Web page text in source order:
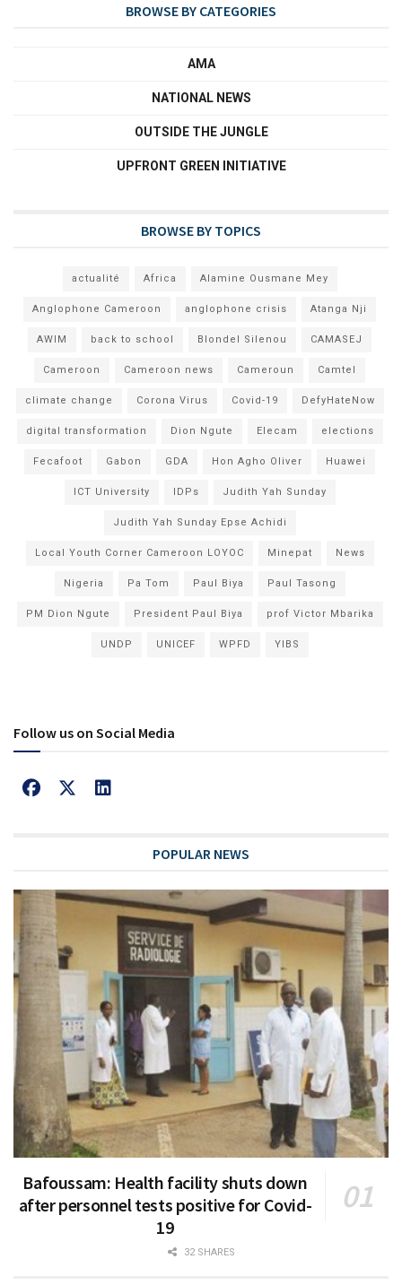
BROWSE BY CATEGORIES
AMA
NATIONAL NEWS
OUTSIDE THE JUNGLE
UPFRONT GREEN INITIATIVE
BROWSE BY TOPICS
actualité Africa Alamine Ousmane Mey
Anglophone Cameroon anglophone crisis Atanga Nji
AWIM back to school Blondel Silenou CAMASEJ
Cameroon Cameroon news Cameroun Camtel
climate change Corona Virus Covid-19 DefyHateNow
digital transformation Dion Ngute Elecam elections
Fecafoot Gabon GDA Hon Agho Oliver Huawei
ICT University IDPs Judith Yah Sunday
Judith Yah Sunday Epse Achidi
Local Youth Corner Cameroon LOYOC Minepat News
Nigeria Pa Tom Paul Biya Paul Tasong
PM Dion Ngute President Paul Biya prof Victor Mbarika
UNDP UNICEF WPFD YIBS
Follow us on Social Media
POPULAR NEWS
Bafoussam: Health facility shuts down
after personnel tests positive for Covid-
19
32 SHARES